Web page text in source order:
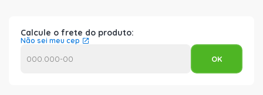
Calcule o frete do produto:
Não sei meu cep